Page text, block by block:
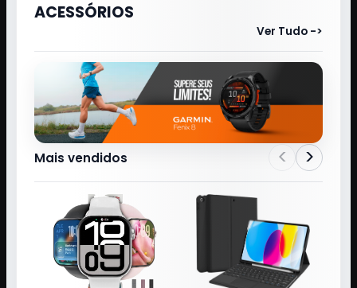
ACESSÓRIOS
Ver Tudo ->
Mais vendidos < >